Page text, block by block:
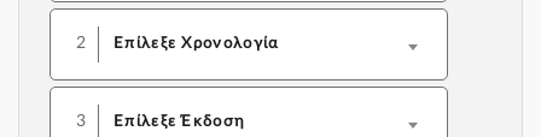
2 Επίλεξε Χρονολογία
3 Επίλεξε Έκδοση